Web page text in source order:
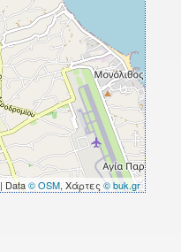
| Data© OSM, Χάρτες © buk.gr